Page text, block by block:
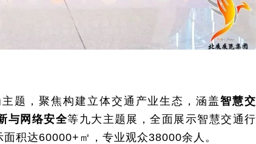
题，聚焦构建立体交通产业生态，涵盖智慧交
与网络安全等九大主题展，全面展示智慧交通行
积达60000+㎡，专业观众38000余人。